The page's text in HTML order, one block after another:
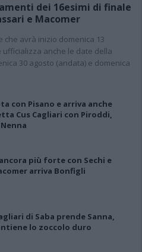
dei 16esimi di finale
e Macomer
che avrà inizio domenica 13
ufficializza anche le date della
30 agosto (andata) e domenica
con Pisano e arriva anche
Cus Cagliari con Piroddi,
più forte con Sechi e
arriva Bonfigli
di Saba prende Sanna,
lo zoccolo duro